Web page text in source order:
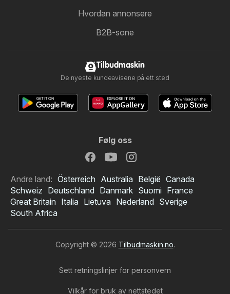
Hvordan annonsere
B2B-sone
Tilbudmaskin
De nyeste kundeavisene på ett sted
Følg oss
Andre land: Österreich Australia België Canada
Schweiz Deutschland Danmark Suomi France
Great Britain Italia Lietuva Nederland Sverige
South Africa
Copyright © 2026 Tilbudmaskin.no.
Sett retningslinjer for personvern
Vilkår for bruk av nettstedet